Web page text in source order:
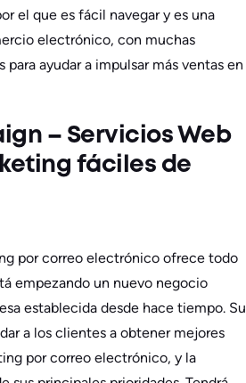
el que es fácil navegar y es una
electrónico, con muchas
ayudar a impulsar más ventas en
– Servicios Web
fáciles de
por correo electrónico ofrece todo
empezando un nuevo negocio
establecida desde hace tiempo. Su
a los clientes a obtener mejores
por correo electrónico, y la